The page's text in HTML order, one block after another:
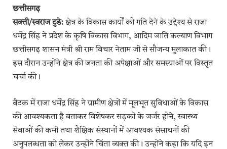
छत्तीसगढ़
सक्ती/स्वराज टुडे: क्षेत्र के विकास कार्यों को गति देने के उद्देश्य से राजा
धर्मेंद्र सिंह ने प्रदेश के कृषि विकास विभाग, आदिम जाति कल्याण विभाग
छत्तीसगढ़ शासन मंत्री श्री राम विचार नेताम जी से सौजन्य मुलाकात की।
इस दौरान उन्होंने क्षेत्र की जनता की अपेक्षाओं और समस्याओं पर विस्तृत
चर्चा की।
बैठक में राजा धर्मेंद्र सिंह ने ग्रामीण क्षेत्रों में मूलभूत सुविधाओं के विकास
की आवश्यकता है बताकर विशेषकर सड़कों के जर्जर होने, स्वास्थ्य
सेवाओं की कमी तथा शैक्षिक संस्थानों में आवश्यक संसाधनों की
अनुपलब्धता को लेकर उन्होंने चिंता व्यक्त की। उन्होंने कहा कि यदि इन